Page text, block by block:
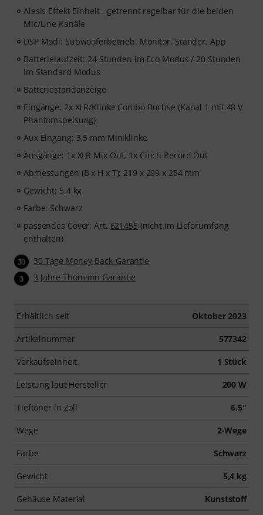
Alesis Effekt Einheit - getrennt regelbar für die beiden
Mic/Line Kanäle
DSP Modi: Subwooferbetrieb, Monitor, Ständer, App
Batterielaufzeit: 24 Stunden im Eco Modus / 20 Stunden
im Standard Modus
Batteriestandanzeige
Eingänge: 2x XLR/Klinke Combo Buchse (Kanal 1 mit 48 V
Phantomspeisung)
Aux Eingang: 3,5 mm Miniklinke
Ausgänge: 1x XLR Mix Out, 1x Cinch Record Out
Abmessungen (B x H x T): 219 x 299 x 254 mm
Gewicht: 5,4 kg
Farbe: Schwarz
passendes Cover: Art. 621455 (nicht im Lieferumfang
enthalten)
30 30 Tage Money-Back-Garantie
3 3 Jahre Thomann Garantie
Erhältlich seit Oktober 2023
Artikelnummer 577342
Verkaufseinheit 1 Stück
Leistung laut Hersteller 200 W
Tieftöner in Zoll 6,5"
Wege 2-Wege
Farbe Schwarz
Gewicht 5,4 kg
Gehäuse Material Kunststoff